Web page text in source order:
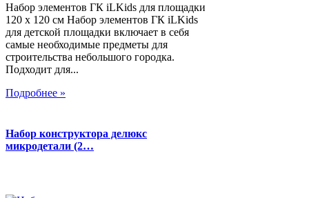
Набор элементов ГК iLKids для площадки
120 х 120 см Набор элементов ГК iLKids
для детской площадки включает в себя
самые необходимые предметы для
строительства небольшого городка.
Подходит для...
Подробнее »
Набор конструктора делюкс
микродетали (2…